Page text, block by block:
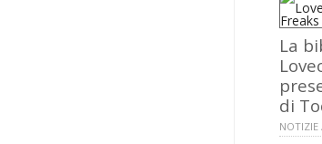
La
di